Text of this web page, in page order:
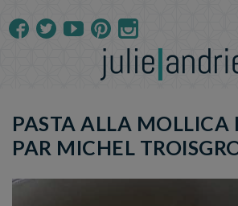
PASTA ALLA MOLLICA
PAR MICHEL